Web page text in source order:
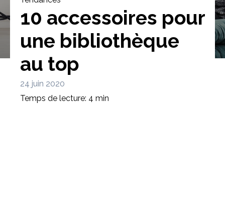
Bibliothèque
10 accessoires pour
une bibliothèque
au top
24 juin 2020
Temps de lecture: 4 min